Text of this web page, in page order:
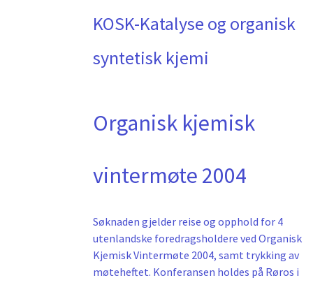
KOSK-Katalyse og organisk
syntetisk kjemi
Organisk kjemisk
vintermøte 2004
Søknaden gjelder reise og opphold for 4
utenlandske foredragsholdere ved Organisk
Kjemisk Vintermøte 2004, samt trykking av
møteheftet. Konferansen holdes på Røros i